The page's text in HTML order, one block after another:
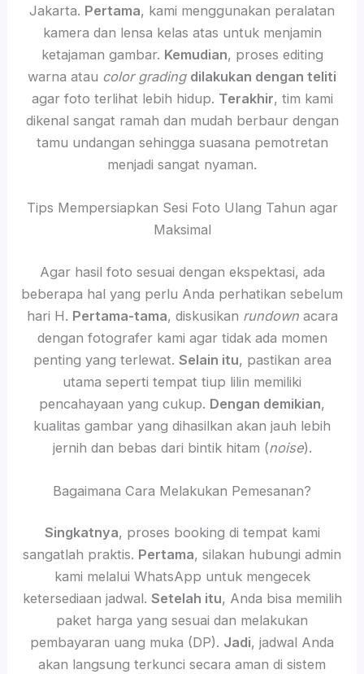
Jakarta. Pertama, kami menggunakan peralatan
kamera dan lensa kelas atas untuk menjamin
ketajaman gambar. Kemudian, proses editing
warna atau color grading dilakukan dengan teliti
agar foto terlihat lebih hidup. Terakhir, tim kami
dikenal sangat ramah dan mudah berbaur dengan
tamu undangan sehingga suasana pemotretan
menjadi sangat nyaman.
Tips Mempersiapkan Sesi Foto Ulang Tahun agar
Maksimal
Agar hasil foto sesuai dengan ekspektasi, ada
beberapa hal yang perlu Anda perhatikan sebelum
hari H. Pertama-tama, diskusikan rundownacara
dengan fotografer kami agar tidak ada momen
penting yang terlewat. Selain itu, pastikan area
utama seperti tempat tiup lilin memiliki
pencahayaan yang cukup. Dengan demikian,
kualitas gambar yang dihasilkan akan jauh lebih
jernih dan bebas dari bintik hitam (noise).
Bagaimana Cara Melakukan Pemesanan?
Singkatnya, proses booking di tempat kami
sangatlah praktis. Pertama, silakan hubungi admin
kami melalui WhatsApp untuk mengecek
ketersediaan jadwal. Setelah itu, Anda bisa memilih
paket harga yang sesuai dan melakukan
pembayaran uang muka (DP). Jadi, jadwal Anda
akan langsung terkunci secara aman di sistem